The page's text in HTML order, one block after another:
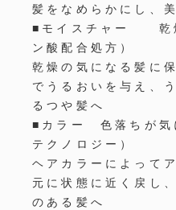
髪をなめらかにし、
■ モイスチャー 乾
ン酸配合処方）
乾燥の気になる髪に
でうるおいを与え、
るつや髪へ
■ カラー 色落ちが気
テクノロジー）
ヘアカラーによって
元に状態に近く戻し
のある髪へ